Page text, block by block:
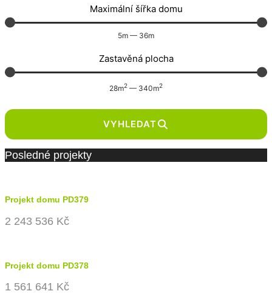
Maximální šířka domu
5m — 36m
Zastavěná plocha
28m2 — 340m2
VYHLEDAT
Posledné projekty
Projekt domu PD379
2 243 536 Kč
Projekt domu PD378
1 561 641 Kč